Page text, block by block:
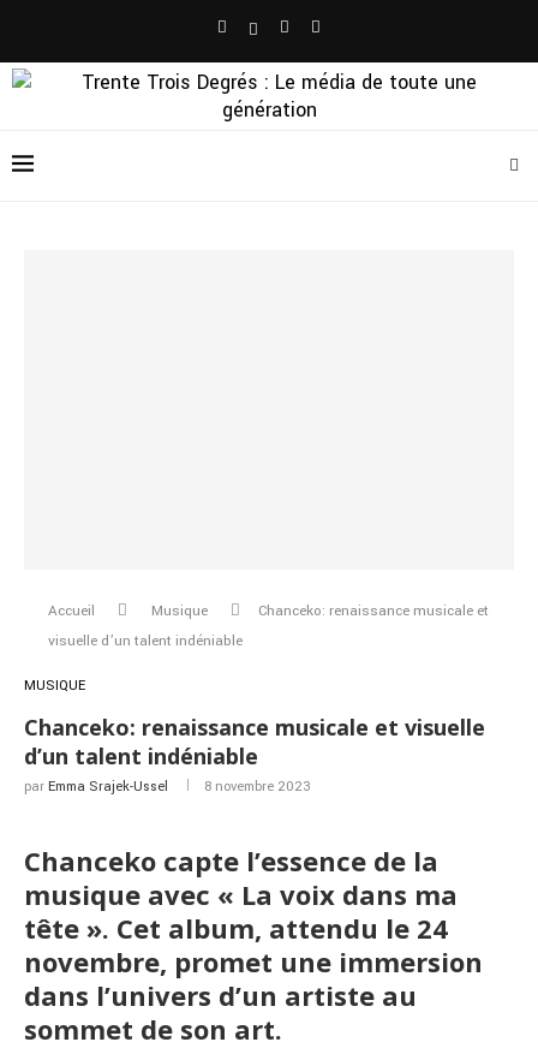
Accueil Musique
Chanceko: renaissance musicale et
visuelle d’un talent indéniable
MUSIQUE
Chanceko: renaissance musicale et visuelle
d’un talent indéniable
par Emma Srajek-Ussel 8 novembre 2023
Chanceko capte l’essence de la
musique avec « La voix dans ma
tête ». Cet album, attendu le 24
novembre, promet une immersion
dans l’univers d’un artiste au
sommet de son art.